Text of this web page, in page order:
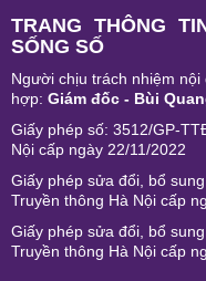
TRANG THÔNG
SỐNG SỐ
Người chịu trách nhiệm
hợp: Giám đốc - Bùi
Giấy phép số: 3512/GP-
Nội cấp ngày 22/11/2022
Giấy phép sửa đổi, bổ
Truyền thông Hà Nội cấp
Giấy phép sửa đổi, bổ
Truyền thông Hà Nội cấp